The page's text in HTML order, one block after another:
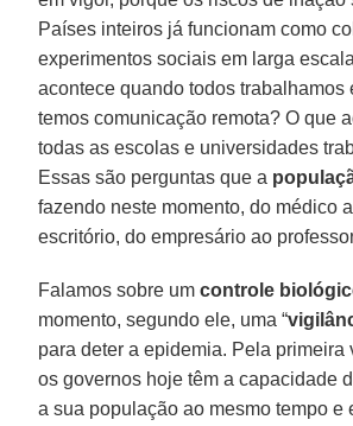
Países inteiros já funcionam como
experimentos sociais em larga
acontece quando todos trabalhamos
temos comunicação remota? O que
todas as escolas e universidades
Essas são perguntas que a
fazendo neste momento, do médico
escritório, do empresário ao
Falamos sobre umcontrole
momento, segundo ele, uma “
para deter a epidemia. Pela primeira
os governos hoje têm a capacidade
a sua população ao mesmo tempo e